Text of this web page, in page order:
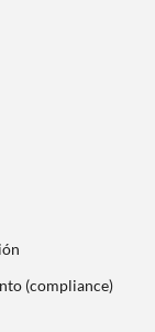
(compliance)